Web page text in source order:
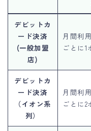
デビットカ
ード決済
(一般加盟
店)
月間利
ごとに1
デビットカ
ード決済
（イオン系
列）
月間利
ごとに2